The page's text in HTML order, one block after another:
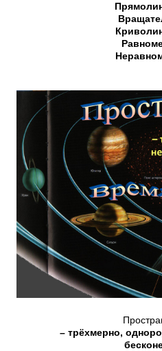
– трёхмерно,